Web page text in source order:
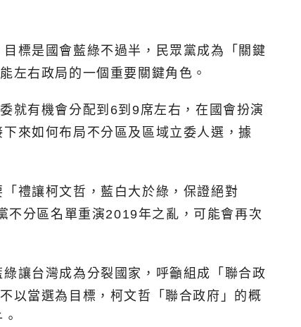
標是國會藍綠不過半，民眾黨成為「關鍵
左右政局的一個重要關鍵角色。
就有機會分配到6到9席左右，在國會扮演
來如何布局不分區及區域立委人選，據
禮讓柯文哲，藍白大於綠，保證絕對
不分區名單重演2019年之亂，可能會再次
讓台灣成為分裂國家，呼籲組成「聯合政
以當選為目標，柯文哲「聯合政府」的概